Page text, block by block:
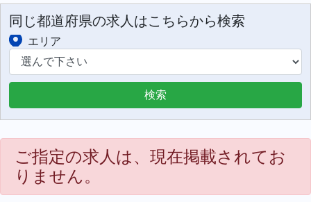
同じ都道府県の求人はこちらから検索
エリア
ご指定の求人は、現在掲載されてお
りません。